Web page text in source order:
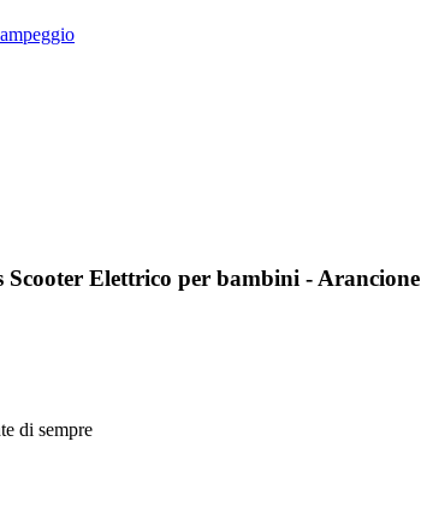
Elettrico per bambini - Arancione
di sempre